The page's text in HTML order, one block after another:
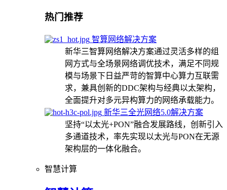
热门推荐
智算网络解决方案
新华三智算网络解决方案通过灵活多样的组
网方式与全场景网络调优技术，满足不同规
模与场景下日益严苛的智算中心算力互联需
求，兼具创新的DDC架构与经典以太架构，
全面提升对多元异构算力的网络承载能力。
新华三全光网络5.0解决方案
坚持“以太光+PON”融合发展路线，创新引入
多通道技术，率先实现以太光与PON在无源
架构层的一体化融合。
智慧计算